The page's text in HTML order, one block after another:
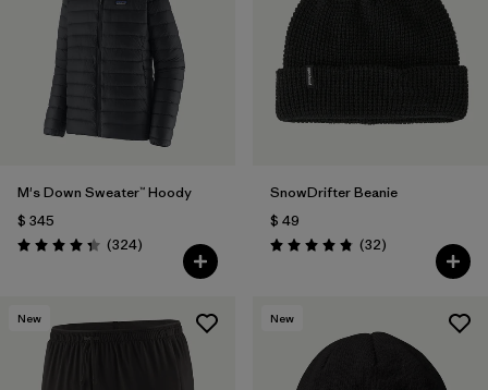
M's Down Sweater™ Hoody
$ 345
Valoración: 4.4 / 5
(324Comentarios
)
SnowDrifter Beanie
$ 49
Valoración: 4.8 / 5
(32Comentarios
)
New New